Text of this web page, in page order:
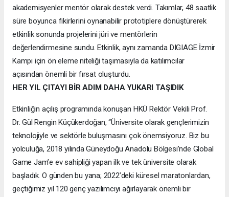
akademisyenler mentör olarak destek verdi. Takımlar, 48 saatlik
süre boyunca fikirlerini oynanabilir prototiplere dönüştürerek
etkinlik sonunda projelerini jüri ve mentörlerin
değerlendirmesine sundu. Etkinlik, aynı zamanda DIGIAGE İzmir
Kampı için ön eleme niteliği taşımasıyla da katılımcılar
açısından önemli bir fırsat oluşturdu.
HER YIL ÇITAYI BİR ADIM DAHA YUKARI TAŞIDIK
Etkinliğin açılış programında konuşan HKÜ Rektör Vekili Prof.
Dr. Gül Rengin Küçükerdoğan, “Üniversite olarak gençlerimizin
teknolojiyle ve sektörle buluşmasını çok önemsiyoruz. Biz bu
yolculuğa, 2018 yılında Güneydoğu Anadolu Bölgesi’nde Global
Game Jam’e ev sahipliği yapan ilk ve tek üniversite olarak
başladık. O günden bu yana; 2022’deki küresel maratonlardan,
geçtiğimiz yıl 120 genç yazılımcıyı ağırlayarak önemli bir